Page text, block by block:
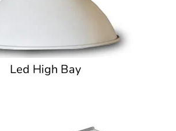
Led High Bay